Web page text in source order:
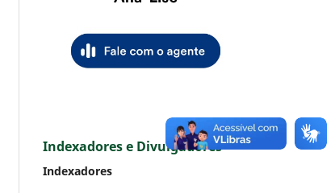
Indexadores e Divulgadores
Indexadores